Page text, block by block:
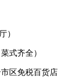
）
式齐全）
区免税百货店